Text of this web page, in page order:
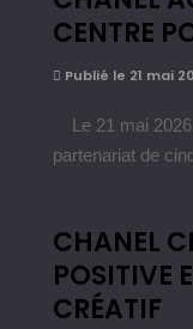
CENTRE
Publié le 21 mai
Le 21 mai
partenariat de
CHANEL
POSITIVE
CRÉATIF